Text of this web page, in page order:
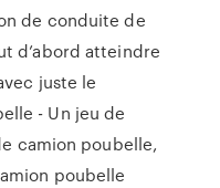
de conduite de
d’abord atteindre
juste le
- Un jeu de
camion poubelle,
poubelle